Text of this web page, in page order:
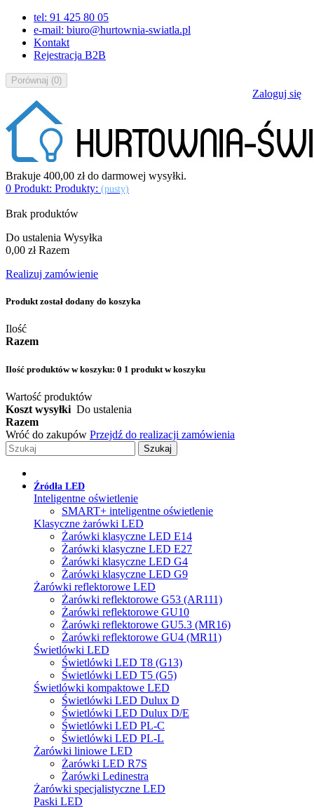
tel: 91 425 80 05
e-mail: biuro@hurtownia-swiatla.pl
Kontakt
Rejestracja B2B
Porównaj (0)
Zaloguj się
Brakuje 400,00 złdo darmowej wysyłki.
0 Produkt: Produkty: (pusty)
Brak produktów
Do ustalenia Wysyłka
0,00 zł Razem
Realizuj zamówienie
Produkt został dodany do koszyka
Ilość
Razem
Ilość produktów w koszyku: 0 1 produkt w koszyku
Wartość produktów
Koszt wysyłki Do ustalenia
Razem
Wróć do zakupów Przejdź do realizacji zamówienia
Szukaj
Źródła LED
Inteligentne oświetlenie
SMART+ inteligentne oświetlenie
Klasyczne żarówki LED
Żarówki klasyczne LED E14
Żarówki klasyczne LED E27
Żarówki klasyczne LED G4
Żarówki klasyczne LED G9
Żarówki reflektorowe LED
Żarówki reflektorowe G53 (AR111)
Żarówki reflektorowe GU10
Żarówki reflektorowe GU5.3 (MR16)
Żarówki reflektorowe GU4 (MR11)
Świetlówki LED
Świetlówki LED T8 (G13)
Świetlówki LED T5 (G5)
Świetlówki kompaktowe LED
Świetlówki LED Dulux D
Świetlówki LED Dulux D/E
Świetlówki LED PL-C
Świetlówki LED PL-L
Żarówki liniowe LED
Żarówki LED R7S
Żarówki Ledinestra
Żarówki specjalistyczne LED
Paski LED